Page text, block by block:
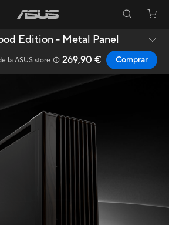
Edition - Metal Panel
la ASUS store 269,90 € Comprar